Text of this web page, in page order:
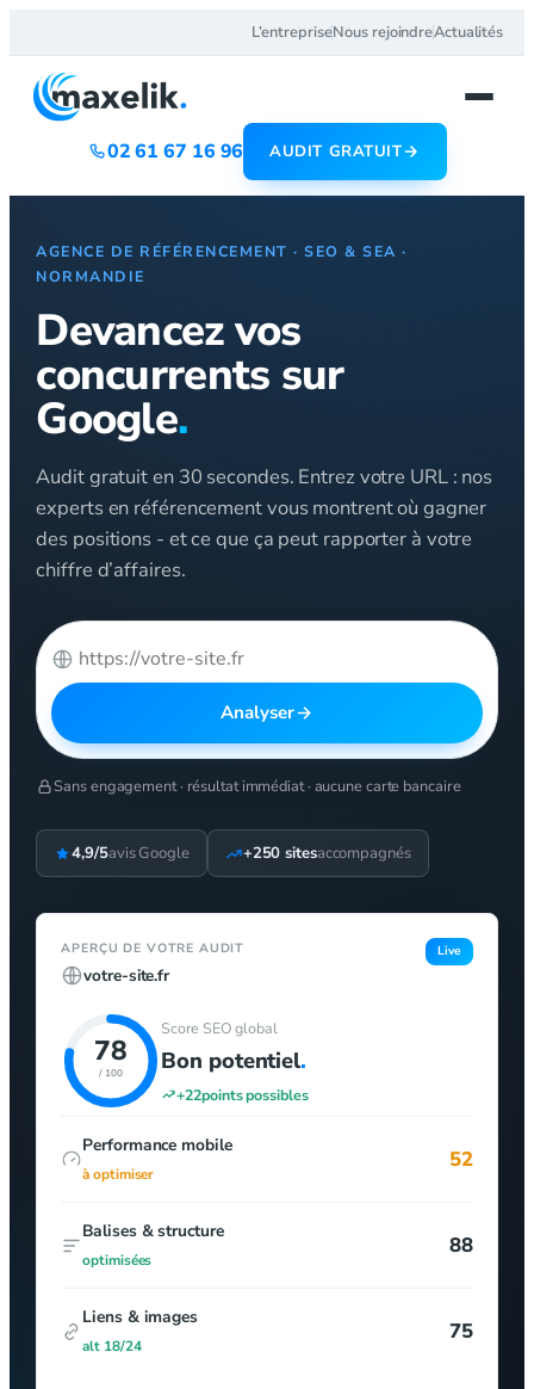
au
contenu
L’entrepriseNous rejoindreActualités
02 61 67 16 96 AUDIT GRATUIT
AGENCE DE RÉFÉRENCEMENT · SEO & SEA ·
NORMANDIE
Devancez vos
concurrents sur
Google.
Audit gratuit en 30 secondes. Entrez votre URL : nos
experts en référencement vous montrent où gagner
des positions - et ce que ça peut rapporter à votre
chiffre d’affaires.
Analyser
Sans engagement · résultat immédiat · aucune carte bancaire
4,9/5avis Google +250 sitesaccompagnés
APERÇU DE VOTRE AUDIT
votre-site.fr
Live
78
/ 100
Score SEO global
Bon potentiel.
+22points possibles
Performance mobile
à optimiser
52
Balises & structure
optimisées
88
Liens & images
alt 18/24
75